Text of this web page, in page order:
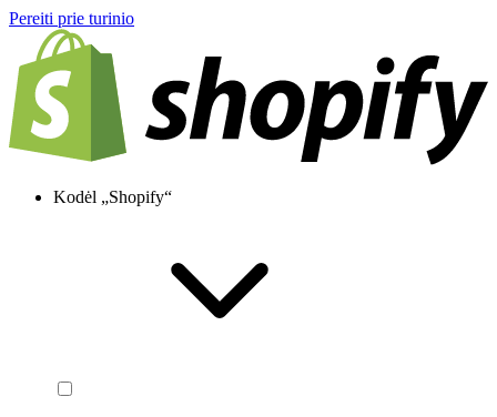
Pereiti prie turinio
Kodėl „Shopify“